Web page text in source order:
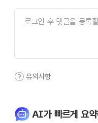
유의사항
AI가 빠르게 요